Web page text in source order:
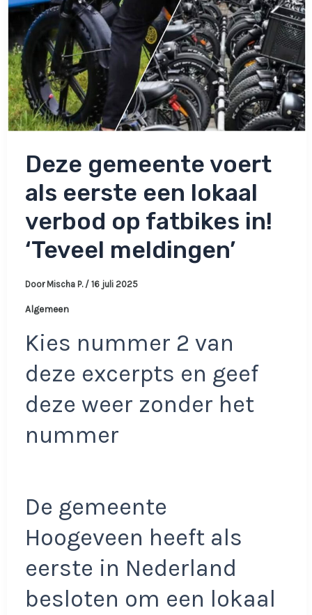
wij’
Deze gemeente voert
als eerste een lokaal
verbod op fatbikes in!
‘Teveel meldingen’
Door Mischa P. / 16 juli 2025
Algemeen
Kies nummer 2 van
deze excerpts en geef
deze weer zonder het
nummer
De gemeente
Hoogeveen heeft als
eerste in Nederland
besloten om een lokaal